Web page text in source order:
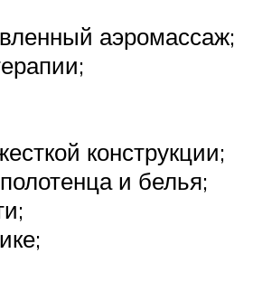
аэромассаж;
конструкции;
и белья;